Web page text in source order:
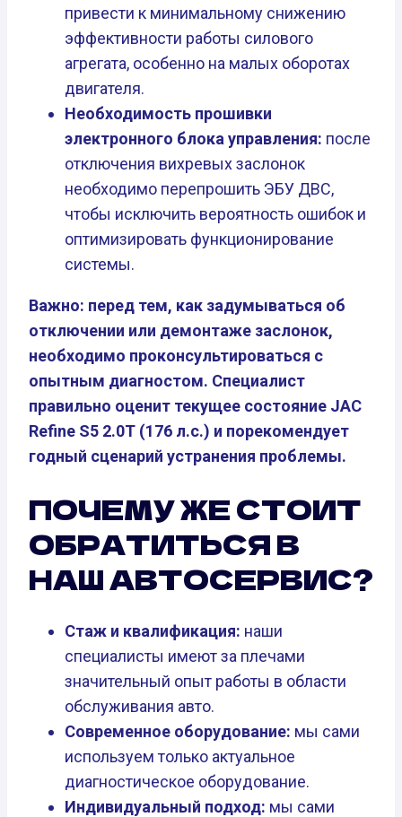
привести к минимальному снижению
эффективности работы силового
агрегата, особенно на малых оборотах
двигателя.
Необходимость прошивки
электронного блока управления: после
отключения вихревых заслонок
необходимо перепрошить ЭБУ ДВС,
чтобы исключить вероятность ошибок и
оптимизировать функционирование
системы.
Важно: перед тем, как задумываться об
отключении или демонтаже заслонок,
необходимо проконсультироваться с
опытным диагностом. Специалист
правильно оценит текущее состояние JAC
Refine S5 2.0T (176 л.с.) и порекомендует
годный сценарий устранения проблемы.
ПОЧЕМУ ЖЕ СТОИТ
ОБРАТИТЬСЯ В
НАШ АВТОСЕРВИС?
Стаж и квалификация: наши
специалисты имеют за плечами
значительный опыт работы в области
обслуживания авто.
Современное оборудование: мы сами
используем только актуальное
диагностическое оборудование.
Индивидуальный подход: мы сами